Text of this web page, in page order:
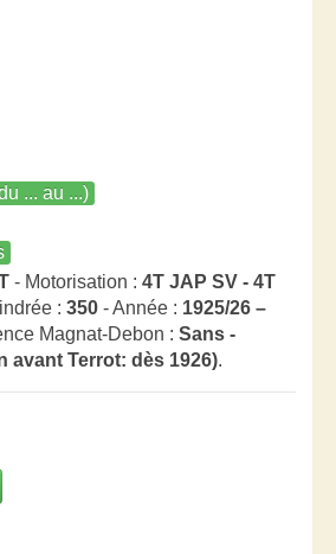
... au ...)
- Motorisation : 4T JAP SV - 4T
: 350 - Année : 1925/26 –
Magnat-Debon : Sans -
avant Terrot: dès 1926).